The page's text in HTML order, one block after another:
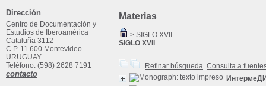
Materias
> SIGLO XVII
SIGLO XVII
Refinar búsqueda Consulta a
Dirección
Centro de Documentación y
Estudios de Iberoamérica
Cataluña 3112
C.P. 11.600 Montevideo
URUGUAY
Teléfono: (598) 2628 7191
contacto